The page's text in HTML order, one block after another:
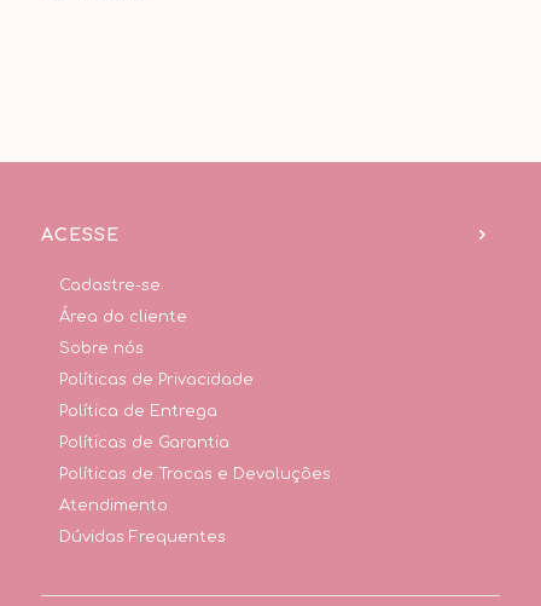
ACESSE
Cadastre-se
Área do cliente
Sobre nós
Políticas de Privacidade
Política de Entrega
Políticas de Garantia
Políticas de Trocas e Devoluções
Atendimento
Dúvidas Frequentes